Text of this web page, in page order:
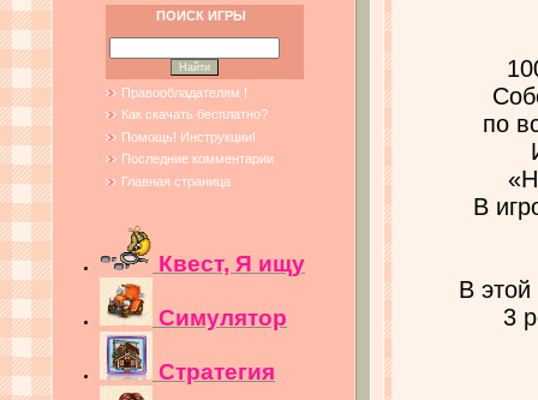
ПОИСК ИГРЫ
Правообладателям !
Как скачать бесплатно?
Помощь! Инструкции!
Последние комментарии
Главная страница
Квест, Я ищу
Симулятор
Стратегия
по
В
В этой
3